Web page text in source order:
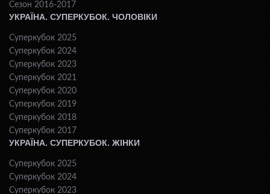
Сезон 2016-2017
УКРАЇНА. СУПЕРКУБОК. ЧОЛОВІКИ
Суперкубок 2025
Суперкубок 2024
Суперкубок 2023
Суперкубок 2021
Суперкубок 2020
Суперкубок 2019
Суперкубок 2018
Суперкубок 2017
УКРАЇНА. СУПЕРКУБОК. ЖІНКИ
Суперкубок 2025
Суперкубок 2024
Суперкубок 2023